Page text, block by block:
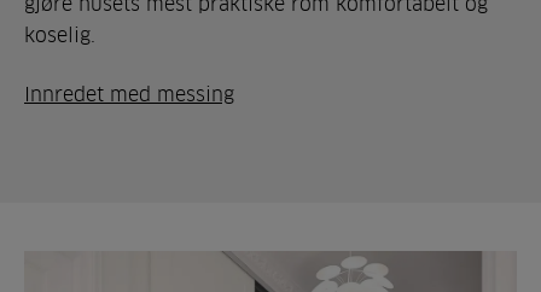
koselig.
Innredet med messing